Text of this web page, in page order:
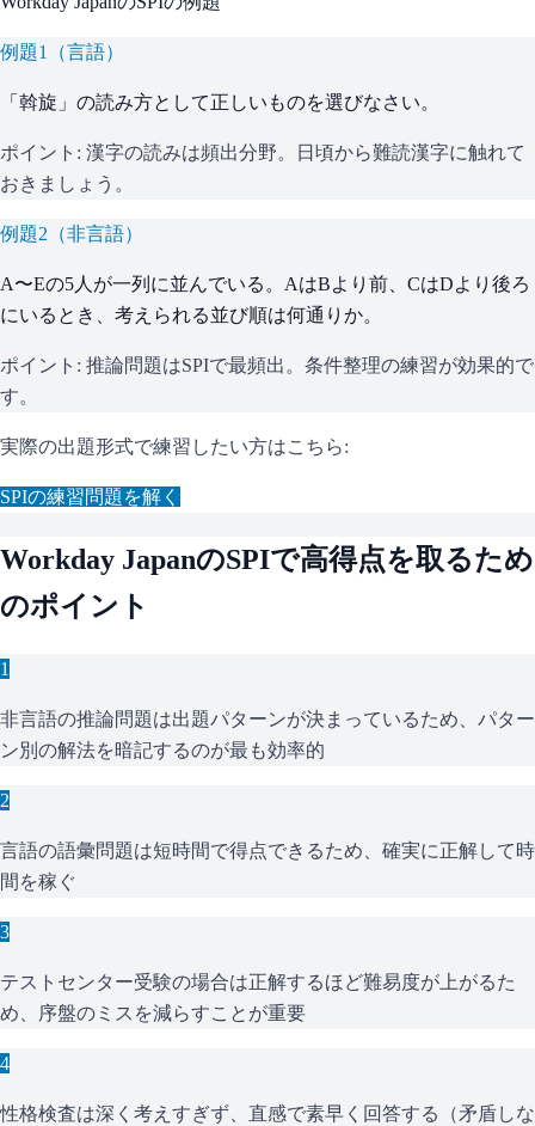
例題1 （言語）
「斡旋」の読み方として正しいものを選びなさい。
ポイント: 漢字の読みは頻出分野。日頃から難読漢字に触れて
おきましょう。
例題2 （非言語）
A〜Eの5人が一列に並んでいる。AはBより前、CはDより後ろ
にいるとき、考えられる並び順は何通りか。
ポイント: 推論問題はSPIで最頻出。条件整理の練習が効果的で
す。
実際の出題形式で練習したい方はこちら:
SPIの練習問題を解く
Workday JapanのSPIで高得点を取るため
のポイント
1
非言語の推論問題は出題パターンが決まっているため、パター
ン別の解法を暗記するのが最も効率的
2
言語の語彙問題は短時間で得点できるため、確実に正解して時
間を稼ぐ
3
テストセンター受験の場合は正解するほど難易度が上がるた
め、序盤のミスを減らすことが重要
4
性格検査は深く考えすぎず、直感で素早く回答する（矛盾しな